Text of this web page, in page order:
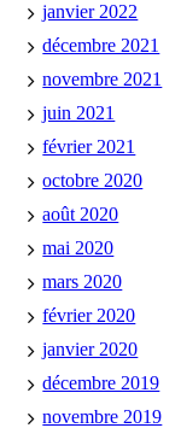
janvier 2022
décembre 2021
novembre 2021
juin 2021
février 2021
octobre 2020
août 2020
mai 2020
mars 2020
février 2020
janvier 2020
décembre 2019
novembre 2019